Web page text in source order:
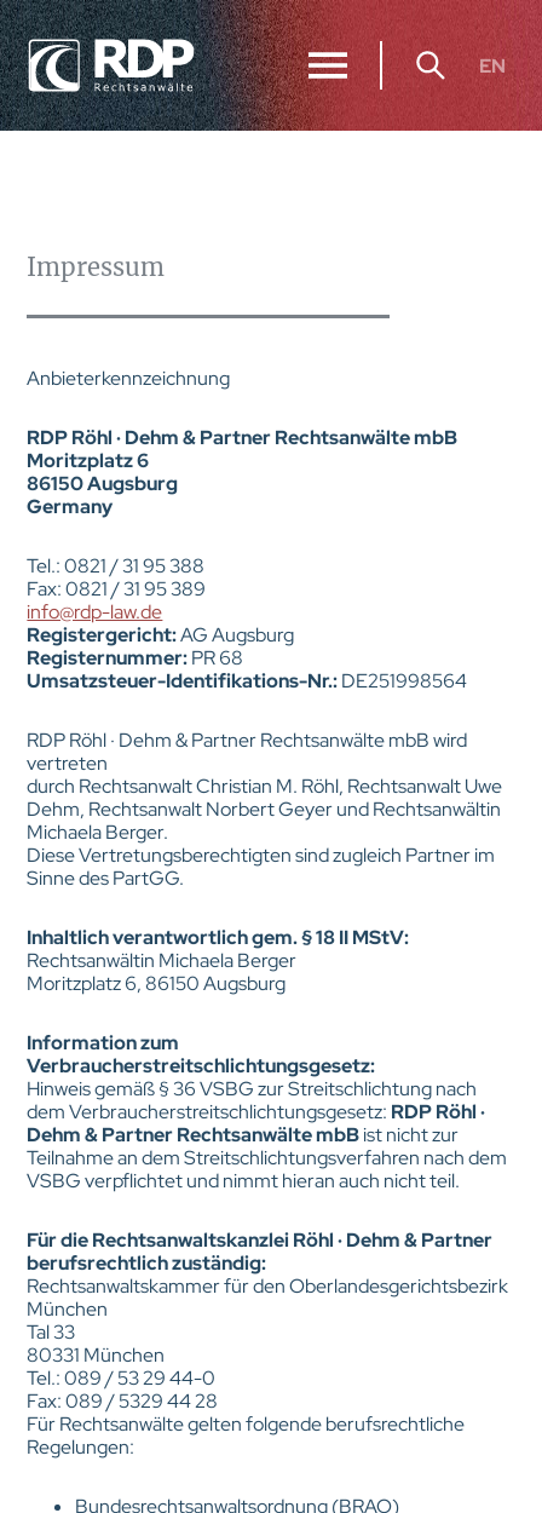
EN
Impressum
Anbieterkennzeichnung
RDP Röhl · Dehm & Partner Rechtsanwälte mbB
Moritzplatz 6
86150 Augsburg
Germany
Tel.: 0821 / 31 95 388
Fax: 0821 / 31 95 389
info@rdp-law.de
Registergericht:AG Augsburg
Registernummer:PR 68
Umsatzsteuer-Identifikations-Nr.:DE251998564
RDP Röhl · Dehm & Partner Rechtsanwälte mbB wird
vertreten
durch Rechtsanwalt Christian M. Röhl, Rechtsanwalt Uwe
Dehm, Rechtsanwalt Norbert Geyer und Rechtsanwältin
Michaela Berger.
Diese Vertretungsberechtigten sind zugleich Partner im
Sinne des PartGG.
Inhaltlich verantwortlich gem. § 18 II MStV:
Rechtsanwältin Michaela Berger
Moritzplatz 6, 86150 Augsburg
Information zum
Verbraucherstreitschlichtungsgesetz:
Hinweis gemäß § 36 VSBG zur Streitschlichtung nach
dem Verbraucherstreitschlichtungsgesetz: RDP Röhl ·
Dehm & Partner Rechtsanwälte mbBist nicht zur
Teilnahme an dem Streitschlichtungsverfahren nach dem
VSBG verpflichtet und nimmt hieran auch nicht teil.
Für die Rechtsanwaltskanzlei Röhl · Dehm & Partner
berufsrechtlich zuständig:
Rechtsanwaltskammer für den Oberlandesgerichtsbezirk
München
Tal 33
80331 München
Tel.: 089 / 53 29 44-0
Fax: 089 / 5329 44 28
Für Rechtsanwälte gelten folgende berufsrechtliche
Regelungen:
Bundesrechtsanwaltsordnung (BRAO)